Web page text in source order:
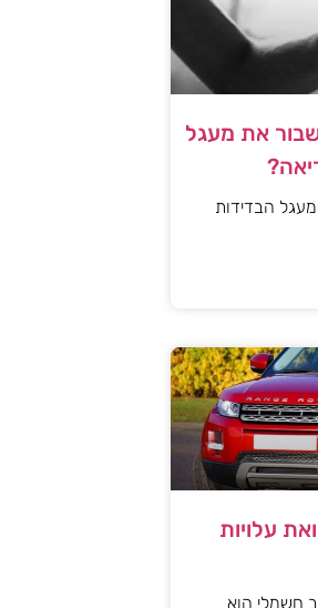
את מעגל
הבדידות
עלויות
חשמלי הוא